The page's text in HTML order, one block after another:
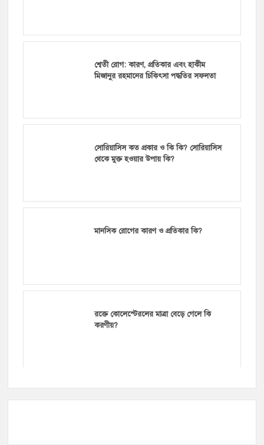
শ্বেতী রোগ: কারণ, প্রতিকার এবং হাকীম
মিজানুর রহমানের চিকিৎসা পদ্ধতির সফলতা
সোরিয়াসিস কত প্রকার ও কি কি? সোরিয়াসিস
থেকে মুক্ত হওয়ার উপায় কি?
মানসিক রোগের কারণ ও প্রতিকার কি?
রক্তে কোলেস্টেরলের মাত্রা বেড়ে গেলে কি
করণীয়?